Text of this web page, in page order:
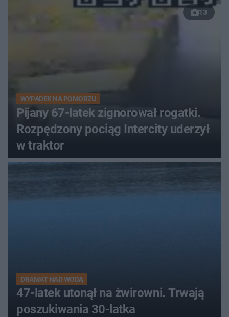
13
WYPADEK NA POMORZU
Pijany 67-latek zignorował rogatki.
Rozpędzony pociąg Intercity uderzył
w traktor
DRAMAT NAD WODĄ
47-latek utonął na żwirowni. Trwają
poszukiwania 30-latka